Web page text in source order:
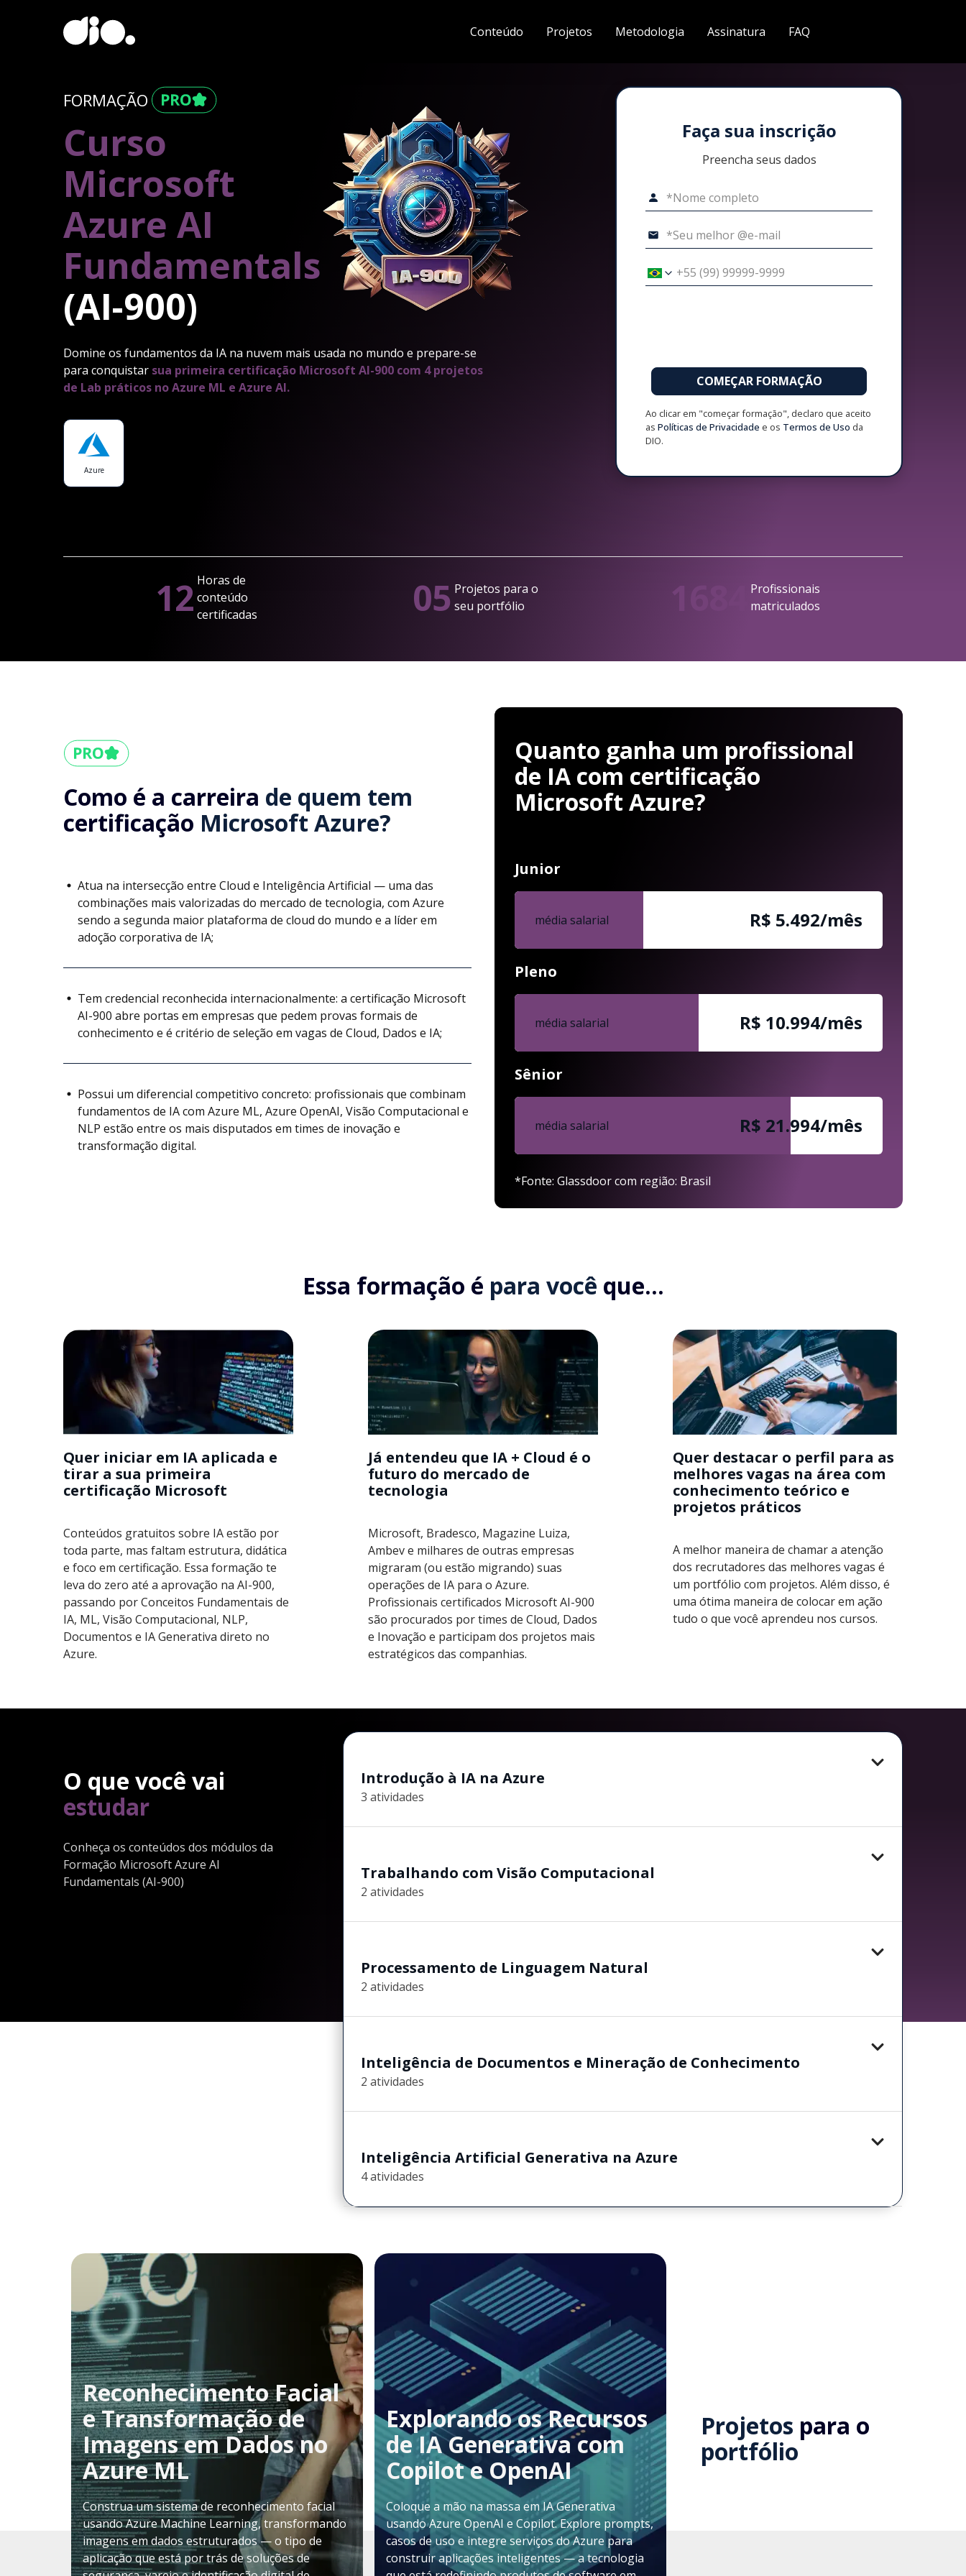
Conteúdo Projetos Metodologia Assinatura FAQ
FORMAÇÃO
Curso
Microsoft
Azure AI
Fundamentals
(AI-900)
Domine os fundamentos da IA na nuvem mais usada no mundo e prepare-se
para conquistar sua primeira certificação Microsoft AI-900 com 4 projetos
de Lab práticos no Azure ML e Azure AI.
Azure
Faça sua inscrição
Preencha seus dados
COMEÇAR FORMAÇÃO
Ao clicar em "começar formação", declaro que aceito
as Políticas de Privacidade e os Termos de Uso da
DIO.
12 Horas de
conteúdo
certificadas
05 Projetos para o
seu portfólio
1684
Profissionais
matriculados
Como é a carreira de quem tem
certificação Microsoft Azure?
Atua na intersecção entre Cloud e Inteligência Artificial — uma das
combinações mais valorizadas do mercado de tecnologia, com Azure
sendo a segunda maior plataforma de cloud do mundo e a líder em
adoção corporativa de IA;
Tem credencial reconhecida internacionalmente: a certificação Microsoft
AI-900 abre portas em empresas que pedem provas formais de
conhecimento e é critério de seleção em vagas de Cloud, Dados e IA;
Possui um diferencial competitivo concreto: profissionais que combinam
fundamentos de IA com Azure ML, Azure OpenAI, Visão Computacional e
NLP estão entre os mais disputados em times de inovação e
transformação digital.
Quanto ganha um profissional
de IA com certificação
Microsoft Azure?
Junior
média salarial R$ 5.500/mês
Pleno
média salarial R$ 11.000/mês
Sênior
média salarial R$ 22.000/mês
*Fonte: Glassdoor com região: Brasil
Essa formação é para você que...
Quer iniciar em IA aplicada e
tirar a sua primeira
certificação Microsoft
Conteúdos gratuitos sobre IA estão por
toda parte, mas faltam estrutura, didática
e foco em certificação. Essa formação te
leva do zero até a aprovação na AI-900,
passando por Conceitos Fundamentais de
IA, ML, Visão Computacional, NLP,
Documentos e IA Generativa direto no
Azure.
Já entendeu que IA + Cloud é o
futuro do mercado de
tecnologia
Microsoft, Bradesco, Magazine Luiza,
Ambev e milhares de outras empresas
migraram (ou estão migrando) suas
operações de IA para o Azure.
Profissionais certificados Microsoft AI-900
são procurados por times de Cloud, Dados
e Inovação e participam dos projetos mais
estratégicos das companhias.
Quer destacar o perfil para as
melhores vagas na área com
conhecimento teórico e
projetos práticos
A melhor maneira de chamar a atenção
dos recrutadores das melhores vagas é
um portfólio com projetos. Além disso, é
uma ótima maneira de colocar em ação
tudo o que você aprendeu nos cursos.
O que você vai
estudar
Conheça os conteúdos dos módulos da
Formação Microsoft Azure AI
Fundamentals (AI-900)
Introdução à IA na Azure
3 atividades
Trabalhando com Visão Computacional
2 atividades
Processamento de Linguagem Natural
2 atividades
Inteligência de Documentos e Mineração de Conhecimento
2 atividades
Inteligência Artificial Generativa na Azure
4 atividades
Projetos para o
portfólio
Reconhecimento Facial
e Transformação de
Imagens em Dados no
Azure ML
Construa um sistema de reconhecimento facial
usando Azure Machine Learning, transformando
imagens em dados estruturados — o tipo de
aplicação que está por trás de soluções de
Explorando os Recursos
de IA Generativa com
Copilot e OpenAI
Coloque a mão na massa em IA Generativa
usando Azure OpenAI e Copilot. Explore prompts,
casos de uso e integre serviços do Azure para
construir aplicações inteligentes — a tecnologia